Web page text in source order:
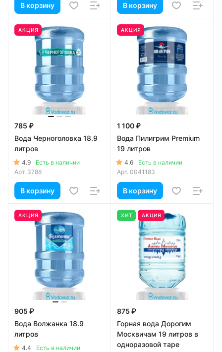
В корзину В корзину
АКЦИЯ
785 ₽
Вода Черноголовка 18.9
литров
4.9
Есть в наличии
Арт. 3788
В корзину
АКЦИЯ
1 100 ₽
Вода Пилигрим Premium
19 литров
4.6
Есть в наличии
Арт. 0041183
В корзину
АКЦИЯ
905 ₽
Вода Волжанка 18.9
литров
4.4
Есть в наличии
ХИТ АКЦИЯ
875 ₽
Горная вода Дорогим
Москвичам 19 литров в
одноразовой таре